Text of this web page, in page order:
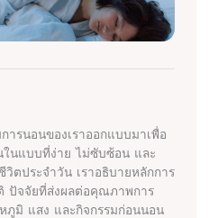
ารนอนของเราออกแบบมาเพื่อ
ในแบบที่ง่าย ไม่ซับซ้อน และ
ตประจำวัน เราอธิบายหลักการ
ปัจจัยที่ส่งผลต่อคุณภาพการ
มิ แสง และกิจกรรมก่อนนอน